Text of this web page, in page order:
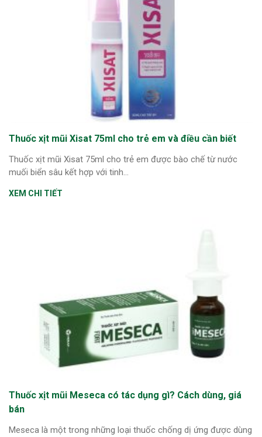
Thuốc xịt mũi Xisat 75ml cho trẻ em và điều cần biết
Thuốc xịt mũi Xisat 75ml cho trẻ em được bào chế từ nước
muối biển sâu kết hợp với tinh...
XEM CHI TIẾT
Thuốc xịt mũi Meseca có tác dụng gì? Cách dùng, giá
bán
Meseca là một trong những loại thuốc chống dị ứng được dùng